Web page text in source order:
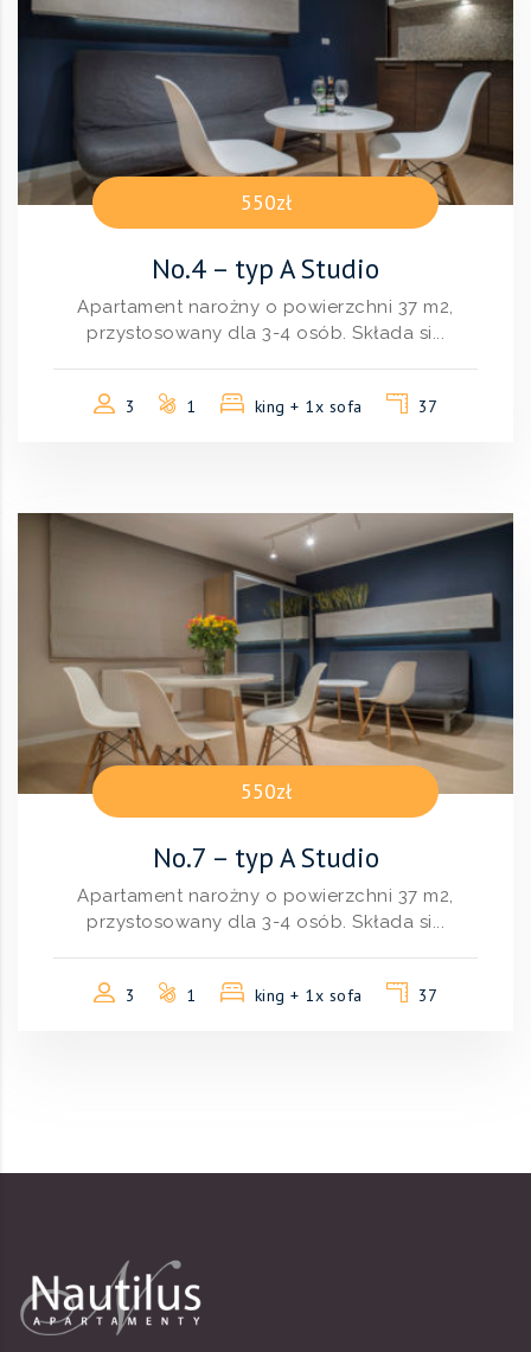
550zł
No.4 – typ A Studio
Apartament narożny o powierzchni 37 m2,
przystosowany dla 3-4 osób. Składa si...
3 1 king + 1x sofa 37
550zł
No.7 – typ A Studio
Apartament narożny o powierzchni 37 m2,
przystosowany dla 3-4 osób. Składa si...
3 1 king + 1x sofa 37